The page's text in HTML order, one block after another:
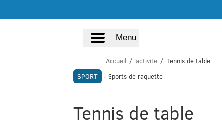
Menu
Accueil activite
Tennis de table
SPORT
- Sports de raquette
Tennis de table